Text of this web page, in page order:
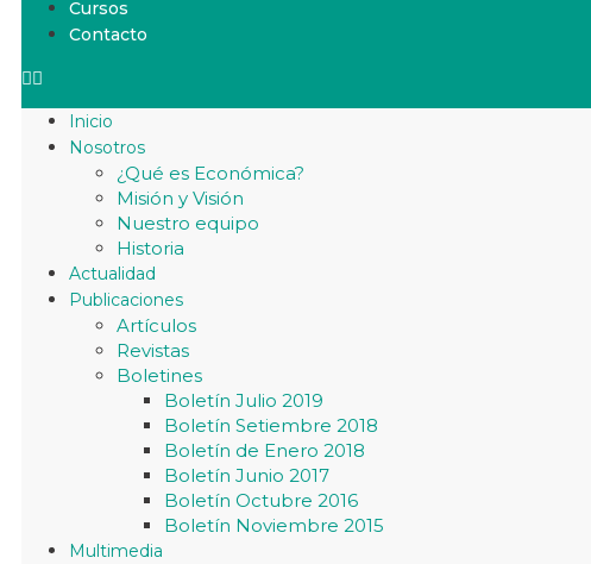
Cursos
Contacto
Inicio
Nosotros
¿Qué es Económica?
Misión y Visión
Nuestro equipo
Historia
Actualidad
Publicaciones
Artículos
Revistas
Boletines
Boletín Julio 2019
Boletín Setiembre 2018
Boletín de Enero 2018
Boletín Junio 2017
Boletín Octubre 2016
Boletín Noviembre 2015
Multimedia